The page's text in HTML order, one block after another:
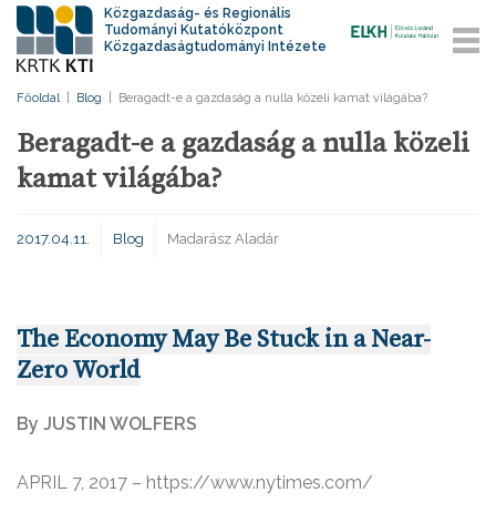
Közgazdaság- és Regionális
Tudományi Kutatóközpont
Közgazdaságtudományi Intézete
Főoldal Blog Beragadt-e a gazdaság a nulla közeli kamat világába?
Beragadt-e a gazdaság a nulla közeli
kamat világába?
2017.04.11. Blog Madarász Aladár
The Economy May Be Stuck in a Near-
Zero World
By JUSTIN WOLFERS
APRIL 7, 2017 – https://www.nytimes.com/